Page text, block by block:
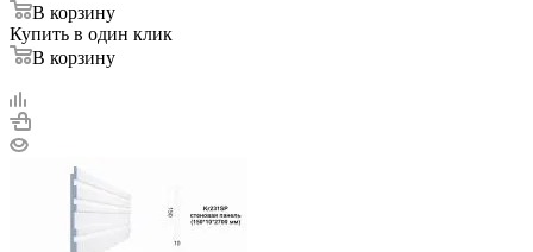
В корзину
Купить в один клик
В корзину